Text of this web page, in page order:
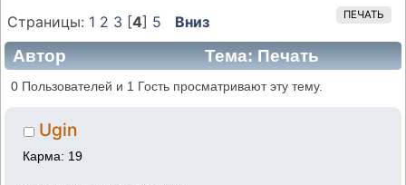
ПЕЧАТЬ
Страницы: 1 2 3 [4] 5 Вниз
Автор
Тема: Печать
символики AZLK на 3D принтере и не
только (Прочитано 35083 раз)
0 Пользователей и 1 Гость просматривают эту тему.
Ugin
Карма: 19